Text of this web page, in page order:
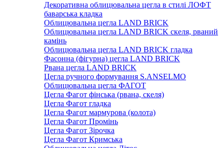
Декоративна облицювальна цегла в стилі ЛОФТ
баварська кладка
Облицювальна цегла LAND BRICK
Облицювальна цегла LAND BRICK скеля, рваний
камінь
Облицювальна цегла LAND BRICK гладка
Фасонна (фігурна) цегла LAND BRICK
Рвана цегла LAND BRICK
Цегла ручного формування S.ANSELMO
Облицювальна цегла ФАГОТ
Цегла Фагот фінська (рвана, скеля)
Цегла Фагот гладка
Цегла Фагот мармурова (колота)
Цегла Фагот Промінь
Цегла Фагот Зірочка
Цегла Фагот Кримська